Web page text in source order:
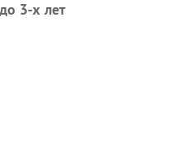
до 3-х лет